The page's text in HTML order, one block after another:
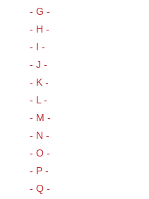
- G -
- H -
- I -
- J -
- K -
- L -
- M -
- N -
- O -
- P -
- Q -